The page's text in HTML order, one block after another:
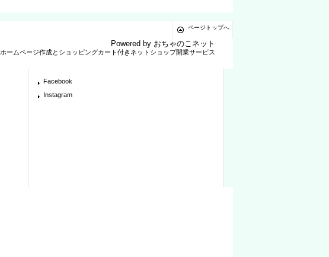
ページトップへ
Powered by おちゃのこネット
ホームページ作成とショッピングカート付きネットショップ開業サービス
Facebook
Instagram